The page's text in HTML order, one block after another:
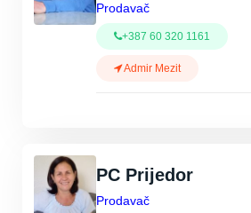
Prodavač
+387 60 320 1161
Admir Mezit
PC Prijedor
Prodavač